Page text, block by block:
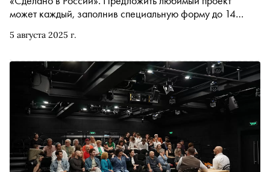
5 августа 2025 г.
может каждый, заполнив специальную форму до 14